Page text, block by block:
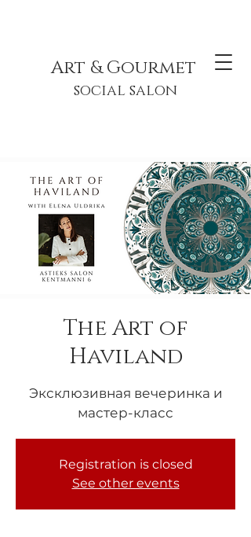
Art & Gourmet
social salon
The Art of
Haviland
Эксклюзивная вечеринка и
мастер-класс
Registration is closed
See other events